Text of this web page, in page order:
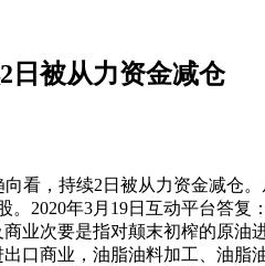
日被从力资金减仓
，持续2日被从力资金减仓。
。2020年3月19日互动平台答
业次要是指对颠末初榨的原
口商业，油脂油料加工、油